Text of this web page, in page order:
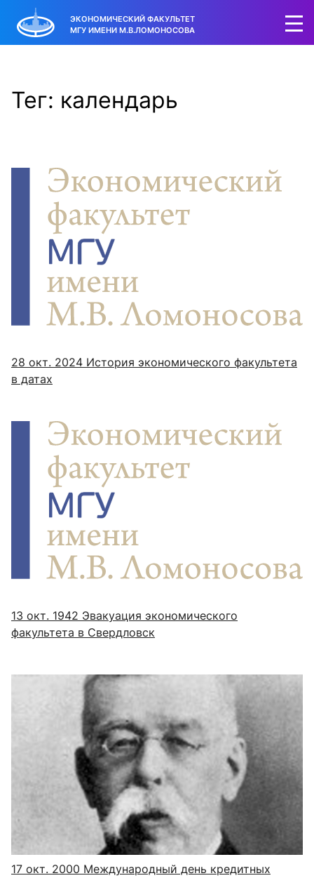
ЭКОНОМИЧЕСКИЙ ФАКУЛЬТЕТ
МГУ ИМЕНИ М.В.ЛОМОНОСОВА
Тег: календарь
28 окт. 2024 История экономического факультета
в датах
13 окт. 1942 Эвакуация экономического
факультета в Свердловск
17 окт. 2000 Международный день кредитных